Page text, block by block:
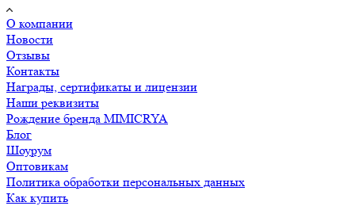
О компании
Новости
Отзывы
Контакты
Награды, сертификаты и лицензии
Наши реквизиты
Рождение бренда MIMICRYA
Блог
Шоурум
Оптовикам
Политика обработки персональных данных
Как купить